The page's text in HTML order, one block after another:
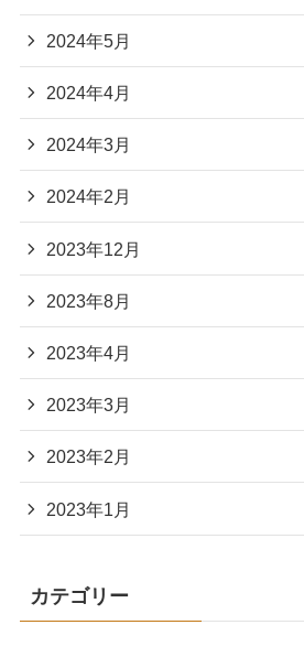
2024年5月
2024年4月
2024年3月
2024年2月
2023年12月
2023年8月
2023年4月
2023年3月
2023年2月
2023年1月
カテゴリー